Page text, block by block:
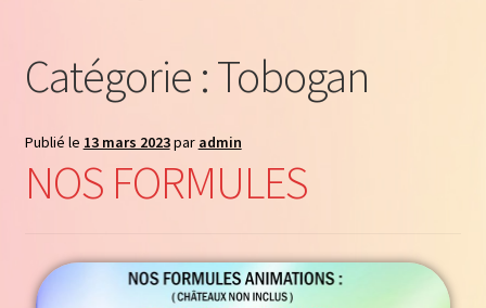
Contact
Catégorie :Tobogan
Publié le 13 mars 2023par admin
NOS FORMULES